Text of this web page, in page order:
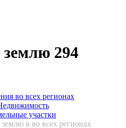
294
во всех регионах
участки
в во всех регионах